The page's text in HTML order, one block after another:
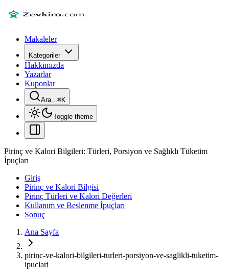
Makaleler
Kategoriler
Hakkımızda
Yazarlar
Kuponlar
Ara...⌘K
Toggle theme
Pirinç ve Kalori Bilgileri: Türleri, Porsiyon ve Sağlıklı Tüketim
İpuçları
Giriş
Pirinç ve Kalori Bilgisi
Pirinç Türleri ve Kalori Değerleri
Kullanım ve Beslenme İpuçları
Sonuç
Ana Sayfa
pirinc-ve-kalori-bilgileri-turleri-porsiyon-ve-saglikli-tuketim-
ipuclari